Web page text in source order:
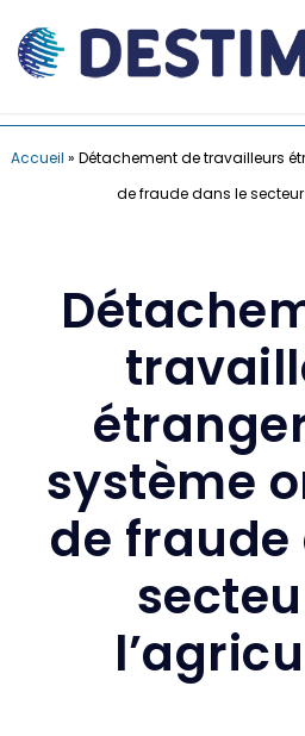
Accueil » Détachement de travailleurs
de fraude dans le
système
de fraude